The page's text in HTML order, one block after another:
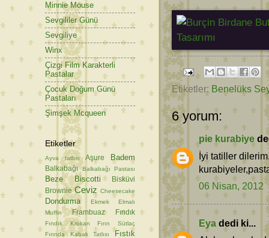
Etiketler: Benelüks
6 yorum:
pie kurabiye
İyi tatiller
06 Nisan, 2012
Eya dedi ki...
Minnie Mouse
Sevgililer Günü
Sevgiliye
Winx
Çizgi Film Karakterli
Pastalar
Çocuk Doğum Günü
Pastaları
Şimşek Mcqueen
Etiketler
Ayva tatlısı Aşure Badem
Balkabağı Balkabağı Pastası
Beze Biscotti
Bisküvi
Brownie Ceviz Cheesecake
Dondurma Ekmek
Elmalı
Muffin
Frambuaz Fındık
Fındık Krokan
Fırın Sütlaç
Fırında Kabak Tatlısı
Fıstık